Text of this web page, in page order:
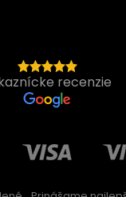
recenzie